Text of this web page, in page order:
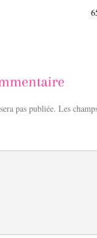
pas publiée. Les